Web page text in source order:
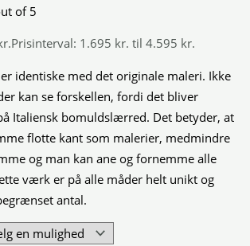
of 5
Prisinterval: 1.695 kr. til 4.595 kr.
identiske med det originale maleri. Ikke
kan se forskellen, fordi det bliver
Italiensk bomuldslærred. Det betyder, at
flotte kant som malerier, medmindre
og man kan ane og fornemme alle
værk er på alle måder helt unikt og
antal.